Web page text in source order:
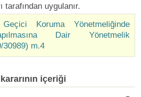
uygulanır.
Koruma Yönetmeliğinde
Dair Yönetmelik
30989) m.4
içeriği